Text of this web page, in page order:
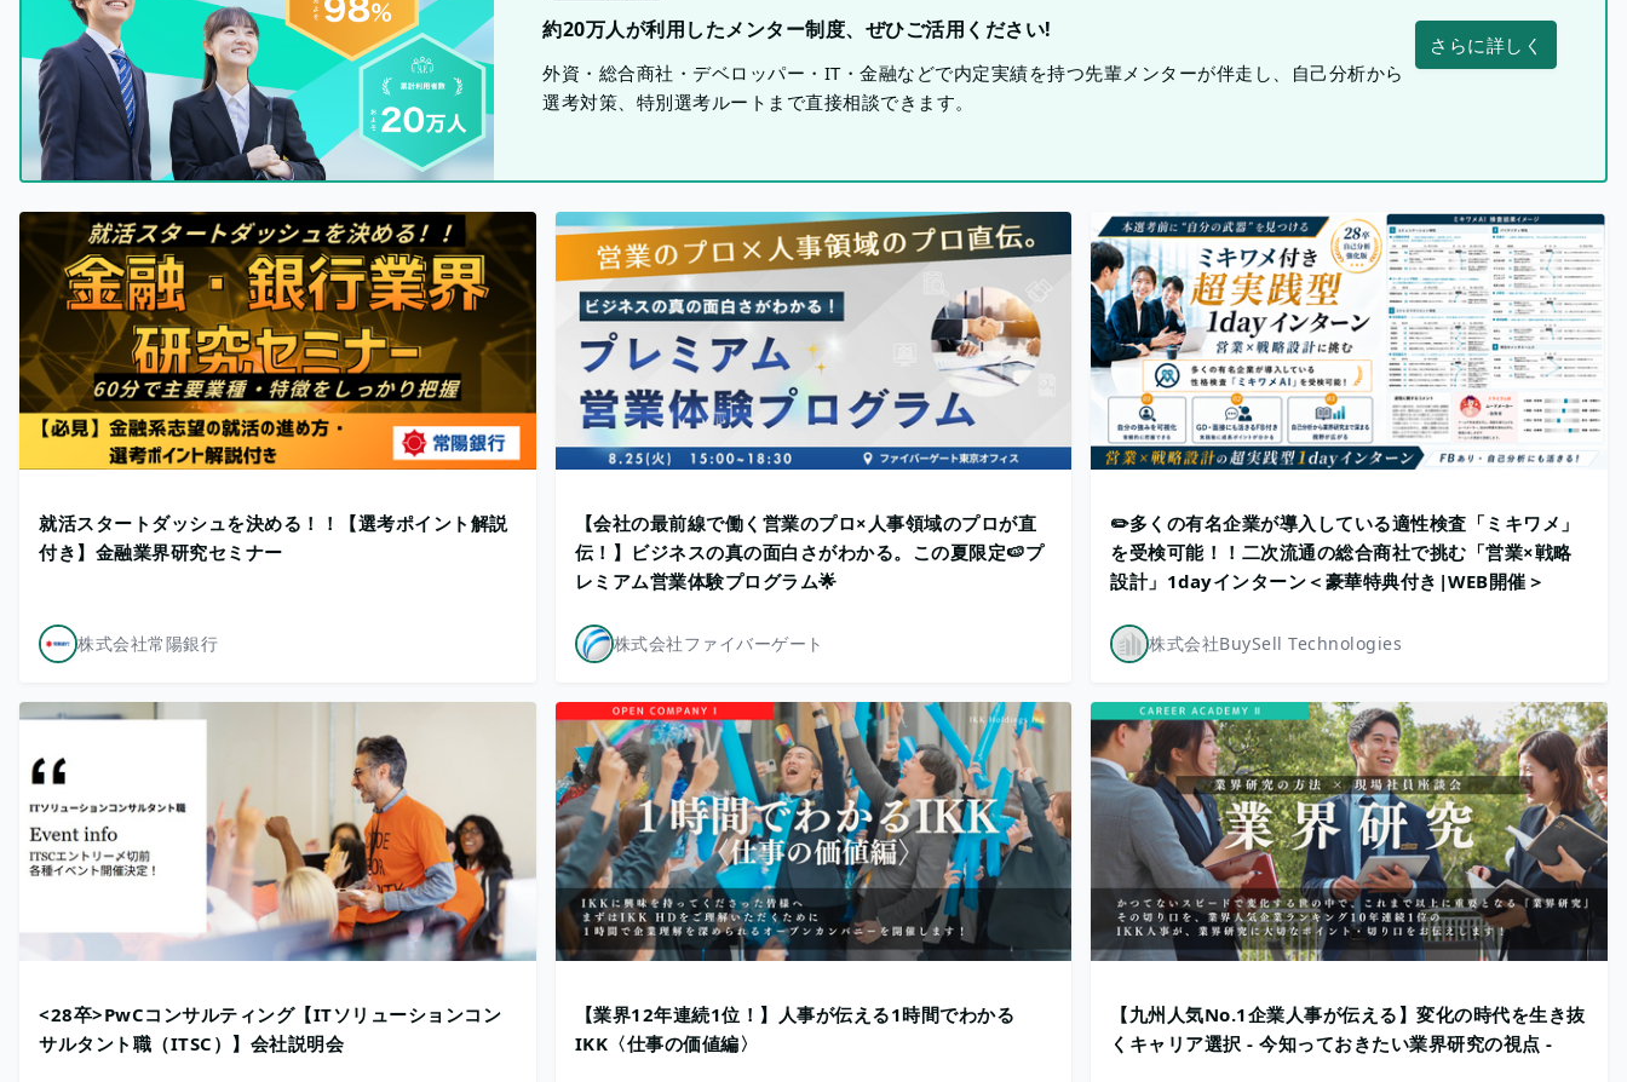
約20万人が利用したメンター制度、ぜひご活用ください!
外資・総合商社・デベロッパー・IT・金融などで内定実績を持つ先輩メンターが伴走し、自己分析から
選考対策、特別選考ルートまで直接相談できます。
さらに詳しく
就活スタートダッシュを決める！！【選考ポイント解説
付き】金融業界研究セミナー
株式会社常陽銀行
【会社の最前線で働く営業のプロ×人事領域のプロが直
伝！】ビジネスの真の面白さがわかる。この夏限定🍉プ
レミアム営業体験プログラム🌟
株式会社ファイバーゲート
✏️多くの有名企業が導入している適性検査「ミキワメ」
を受検可能！！二次流通の総合商社で挑む「営業×戦略
設計」1dayインターン＜豪華特典付き|WEB開催＞
株式会社BuySell Technologies
<28卒>PwCコンサルティング【ITソリューションコン
サルタント職（ITSC）】会社説明会
【業界12年連続1位！】人事が伝える1時間でわかる
IKK〈仕事の価値編〉
【九州人気No.1企業人事が伝える】変化の時代を生き抜
くキャリア選択 - 今知っておきたい業界研究の視点 -